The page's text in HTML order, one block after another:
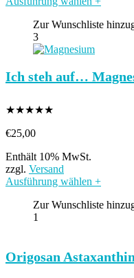
Zur Wunschliste
3
Ich steh auf…
★★★★★
€25,00
Enthält 10% MwSt.
zzgl. Versand
Ausführung wählen +
Zur Wunschliste
1
Origosan